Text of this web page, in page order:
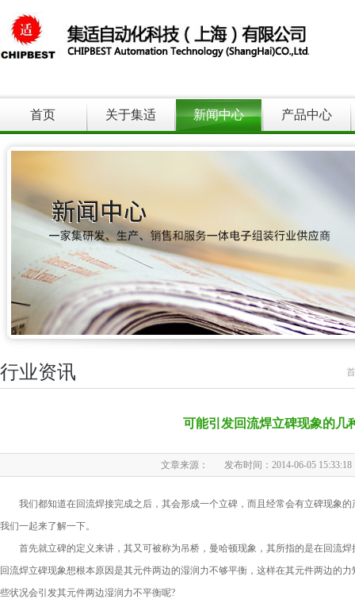
首页 关于集适 新闻中心 产品中心
行业资讯
可能引发回流焊立碑现象的几
文章来源： 发布时间：2014-06-05 15:33:18
我们都知道在回流焊接完成之后，其会形成一个立碑，而且经常会有立碑现象的
我们一起来了解一下。
首先就立碑的定义来讲，其又可被称为吊桥，曼哈顿现象，其所指的是在回流焊
回流焊立碑现象想根本原因是其元件两边的湿润力不够平衡，这样在其元件两边的
些状况会引发其元件两边湿润力不平衡呢?